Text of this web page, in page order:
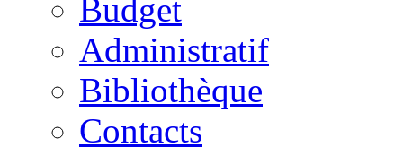
Budget
Administratif
Bibliothèque
Contacts